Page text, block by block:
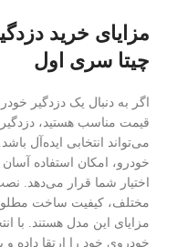
مزایای خرید
چیتا سری اول
اگر به دنبال یک دزدگیر
قیمت مناسب هستید،
می‌تواند انتخابی ایده‌آل
خودرو، امکان استفاده
اختیار شما قرار می‌دهد.
مختلف، کیفیت ساخت
مزایای این مدل هستند. با
خودروی خود را ارتقا داده